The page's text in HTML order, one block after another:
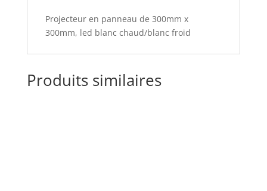
Projecteur en panneau de 300mm x
300mm, led blanc chaud/blanc froid
Produits similaires